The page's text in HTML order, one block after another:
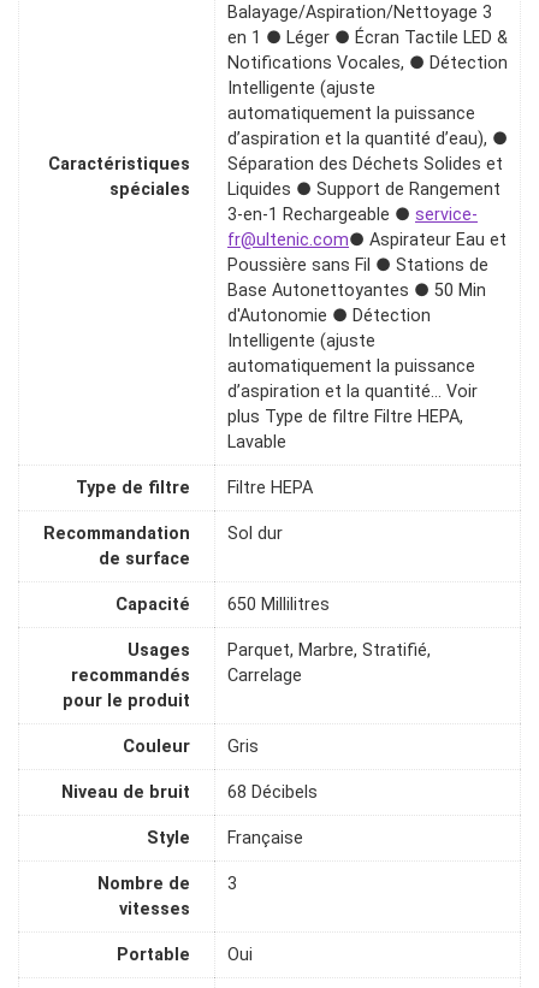
Caractéristiques
spéciales
Balayage/Aspiration/Nettoyage 3
en 1 ● Léger ● Écran Tactile LED &
Notifications Vocales, ● Détection
Intelligente (ajuste
automatiquement la puissance
d’aspiration et la quantité d’eau), ●
Séparation des Déchets Solides et
Liquides ● Support de Rangement
3-en-1 Rechargeable ● service-
fr@ultenic.com● Aspirateur Eau et
Poussière sans Fil ● Stations de
Base Autonettoyantes ● 50 Min
d'Autonomie ● Détection
Intelligente (ajuste
automatiquement la puissance
d’aspiration et la quantité… Voir
plus Type de filtre Filtre HEPA,
Lavable
Type de filtre Filtre HEPA
Recommandation
de surface
Sol dur
Capacité 650 Millilitres
Usages
recommandés
pour le produit
Parquet, Marbre, Stratifié,
Carrelage
Couleur Gris
Niveau de bruit 68 Décibels
Style Française
Nombre de
vitesses
3
Portable Oui